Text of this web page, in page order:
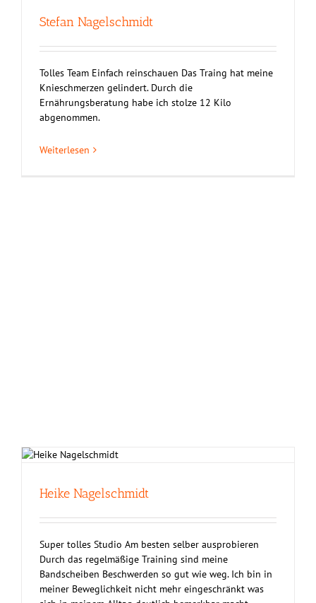
Stefan Nagelschmidt
Tolles Team Einfach reinschauen Das Traing hat meine
Knieschmerzen gelindert. Durch die
Ernährungsberatung habe ich stolze 12 Kilo
abgenommen.
Weiterlesen
Heike Nagelschmidt
Super tolles Studio Am besten selber ausprobieren
Durch das regelmäßige Training sind meine
Bandscheiben Beschwerden so gut wie weg. Ich bin in
meiner Beweglichkeit nicht mehr eingeschränkt was